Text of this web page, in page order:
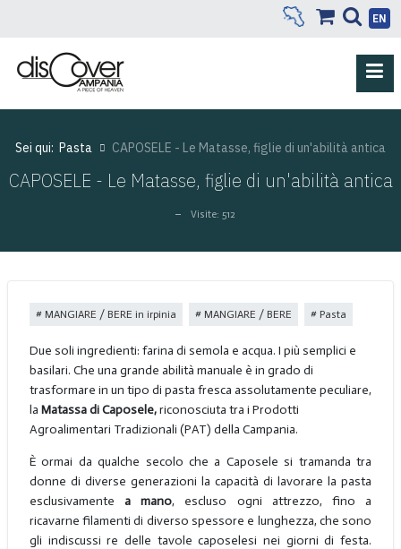
EN
Sei qui: Pasta CAPOSELE - Le Matasse, figlie di un'abilità antica
CAPOSELE - Le Matasse, figlie di un'abilità antica
Visite: 512
MANGIARE / BERE in irpinia MANGIARE / BERE Pasta
Due soli ingredienti: farina di semola e acqua. I più semplici e
basilari. Che una grande abilità manuale è in grado di
trasformare in un tipo di pasta fresca assolutamente peculiare,
la Matassa di Caposele,riconosciuta tra i Prodotti
Agroalimentari Tradizionali (PAT) della Campania.
È ormai da qualche secolo che a Caposele si tramanda tra
donne di diverse generazioni la capacità di lavorare la pasta
esclusivamentea mano, escluso ogni attrezzo, fino a
ricavarne filamenti di diverso spessore e lunghezza, che sono
gli indiscussi re delle tavole caposelesi nei giorni di festa.